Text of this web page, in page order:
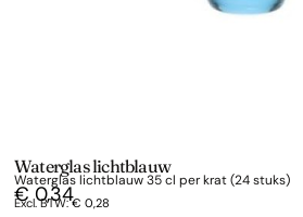
Waterglas lichtblauw
Waterglas lichtblauw 35 cl per krat (24 stuks)
€0,34
Excl. BTW:€ 0,28